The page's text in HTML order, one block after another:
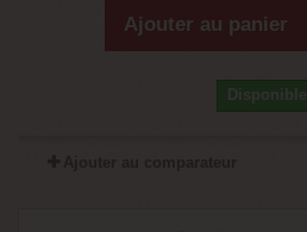
Ajouter au panier
Disponible